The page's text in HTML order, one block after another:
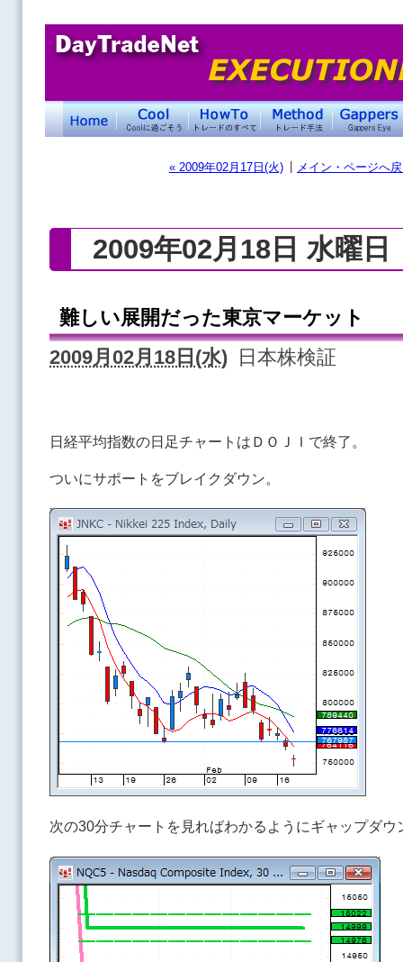
« 2009年02月17日(火) メイン・ページへ
2009年02月18日 水曜日
難しい展開だった東京マーケット
2009月02月18日(水) 日本株検証
日経平均指数の日足チャートはＤＯＪＩで終了。
ついにサポートをブレイクダウン。
次の30分チャートを見ればわかるようにギャップダ